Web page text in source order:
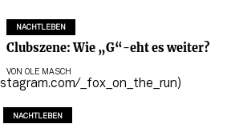
NACHTLEBEN
Clubszene: Wie „G“-eht es weiter?
VON OLE MASCH
NACHTLEBEN